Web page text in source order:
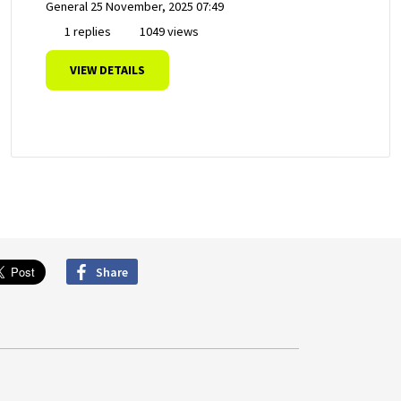
General 25 November, 2025 07:49
1 replies
1049 views
VIEW DETAILS
Share